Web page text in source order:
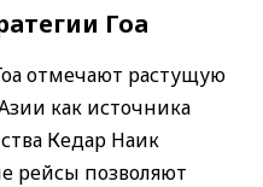
Гоа
отмечают растущую
как источника
Кедар Наик
рейсы позволяют